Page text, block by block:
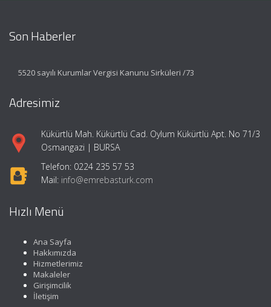
Son Haberler
5520 sayılı Kurumlar Vergisi Kanunu Sirküleri /73
Adresimiz
Kükürtlü Mah. Kükürtlü Cad. Oylum Kükürtlü Apt. No 71/3
Osmangazi | BURSA
Telefon: 0224 235 57 53
Mail: info@emrebasturk.com
Hızlı Menü
Ana Sayfa
Hakkımızda
Hizmetlerimiz
Makaleler
Girişimcilik
İletişim